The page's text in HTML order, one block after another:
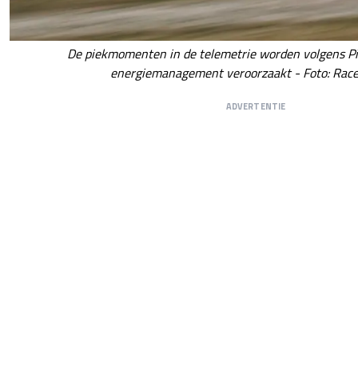
De piekmomenten in de telemetrie worden volgens
energiemanagement veroorzaakt - Foto:
ADVERTENTIE